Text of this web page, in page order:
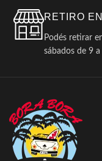
RETIRO
Podés retirar
sábados de 9